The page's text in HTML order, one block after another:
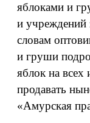
яблоками и
и учреждений
словам
и груши
яблок на всех
продавать
«Амурская